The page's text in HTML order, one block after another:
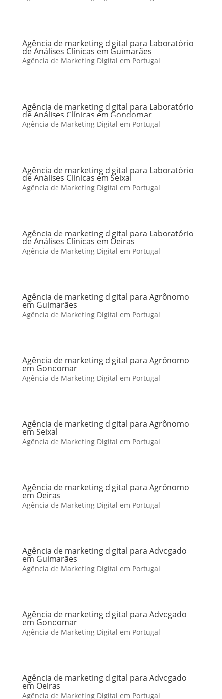
Agência de marketing digital para Laboratório
de Análises Clínicas em Guimarães
Agência de Marketing Digital em Portugal
Agência de marketing digital para Laboratório
de Análises Clínicas em Gondomar
Agência de Marketing Digital em Portugal
Agência de marketing digital para Laboratório
de Análises Clínicas em Seixal
Agência de Marketing Digital em Portugal
Agência de marketing digital para Laboratório
de Análises Clínicas em Oeiras
Agência de Marketing Digital em Portugal
Agência de marketing digital para Agrônomo
em Guimarães
Agência de Marketing Digital em Portugal
Agência de marketing digital para Agrônomo
em Gondomar
Agência de Marketing Digital em Portugal
Agência de marketing digital para Agrônomo
em Seixal
Agência de Marketing Digital em Portugal
Agência de marketing digital para Agrônomo
em Oeiras
Agência de Marketing Digital em Portugal
Agência de marketing digital para Advogado
em Guimarães
Agência de Marketing Digital em Portugal
Agência de marketing digital para Advogado
em Gondomar
Agência de Marketing Digital em Portugal
Agência de marketing digital para Advogado
em Oeiras
Agência de Marketing Digital em Portugal